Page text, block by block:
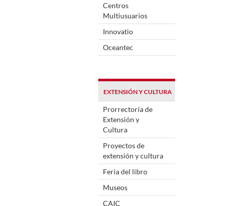
Centros
Multiusuarios
Innovatio
Oceantec
EXTENSIÓN Y CULTURA
Prorrectoría de
Extensión y
Cultura
Proyectos de
extensión y cultura
Feria del libro
Museos
CAIC